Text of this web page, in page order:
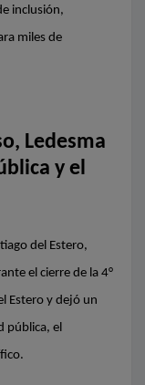
inclusión,
miles de
Ledesma
y el
del Estero,
el cierre de la 4°
Estero y dejó un
pública, el